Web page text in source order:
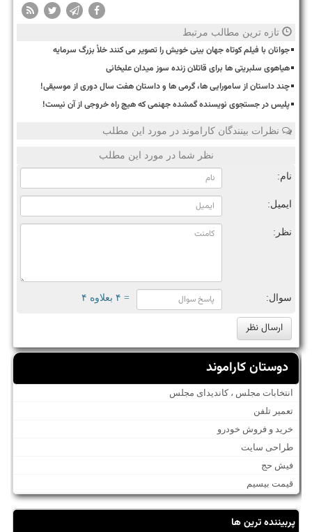
تازه ترین مطالب مرتبط
جوانان با فیلم کوتاه جهان بینی خویش را تصویر می کنند خلأ بزرگ سرمایه
هیاهوی سلبریتی ها برای قاتلان زنده سوز میدان علیخانی
چند داستان از سامورایی ها، گرمی ها و داستان هفت سال دوری از موسیقی!
پلیس در جستجوی نویسنده گمشده جهنمی که هیچ راه خروجی از آن نیست!
نظرات بینندگان کاراموند در مورد این مطلب
نظر شما در مورد این مطلب
نام:
ایمیل:
نظر:
سوال: = ۴ بعلاوه ۴
دوستان کاراموند
انتخابات مجلس ، کاندیدای مجلس
تعمیر تلفن
خرید و فروش خودرو
طراحی سایت
فیش حج
قیمت بیسیم
پربیننده ترین ها